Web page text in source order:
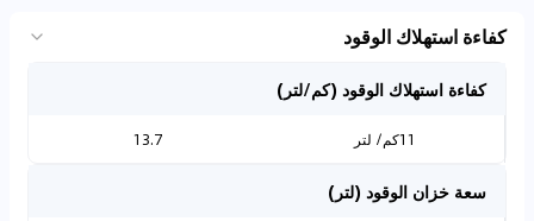
كفاءة استهلاك الوقود
كفاءة استهلاك الوقود (كم/لتر)
11كم/ لتر 13.7
سعة خزان الوقود (لتر)